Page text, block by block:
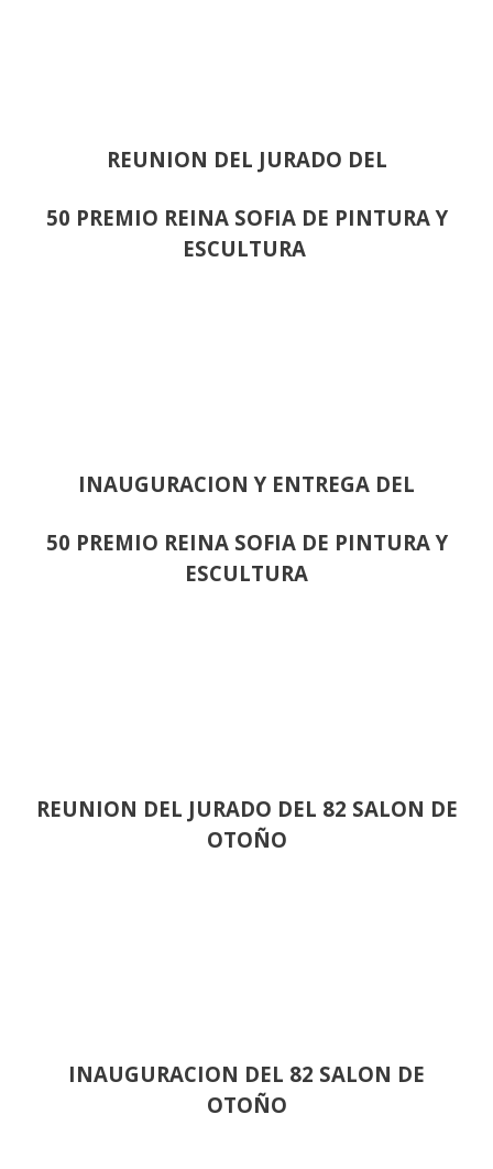
REUNION DEL JURADO DEL
50 PREMIO REINA SOFIA DE PINTURA Y
ESCULTURA
INAUGURACION Y ENTREGA DEL
50 PREMIO REINA SOFIA DE PINTURA Y
ESCULTURA
REUNION DEL JURADO DEL 82 SALON DE
OTOÑO
INAUGURACION DEL 82 SALON DE
OTOÑO